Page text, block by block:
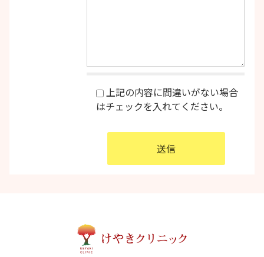
上記の内容に間違いがない場合
はチェックを入れてください。